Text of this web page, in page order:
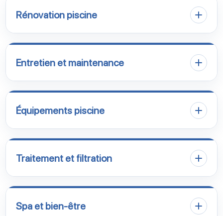
Rénovation piscine
Entretien et maintenance
Équipements piscine
Traitement et filtration
Spa et bien-être